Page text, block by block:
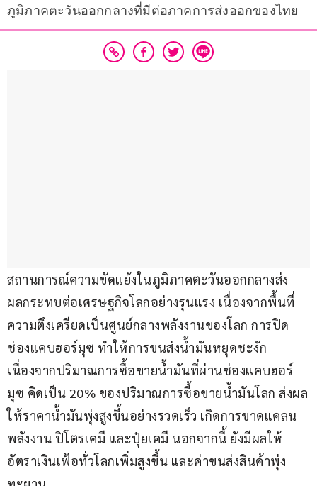
ภูมิภาคตะวันออกกลางที่มีต่อภาคการส่งออกของไทย
สถานการณ์ความขัดแย้งในภูมิภาคตะวันออกกลางส่ง
ผลกระทบต่อเศรษฐกิจโลกอย่างรุนแรง เนื่องจากพื้นที่
ความตึงเครียดเป็นศูนย์กลางพลังงานของโลก การปิด
ช่องแคบฮอร์มุซ ทำให้การขนส่งน้ำมันหยุดชะงัก
เนื่องจากปริมาณการซื้อขายน้ำมันที่ผ่านช่องแคบฮอร์
มุซ คิดเป็น 20% ของปริมาณการซื้อขายน้ำมันโลก ส่งผล
ให้ราคาน้ำมันพุ่งสูงขึ้นอย่างรวดเร็ว เกิดการขาดแคลน
พลังงาน ปิโตรเคมี และปุ๋ยเคมี นอกจากนี้ ยังมีผลให้
อัตราเงินเฟ้อทั่วโลกเพิ่มสูงขึ้น และค่าขนส่งสินค้าพุ่ง